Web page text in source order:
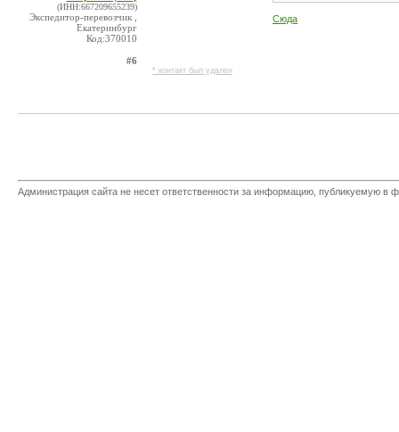
(ИНН:667209655239)
Экспедитор-перевозчик ,
Екатеринбург
Код:370010
#6
* контакт был удален
Сюда
Администрация сайта не несет ответственности за информацию, публикуемую